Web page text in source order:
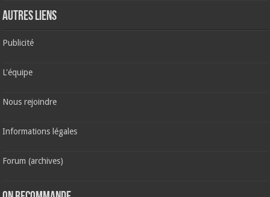
AUTRES LIENS
Publicité
L'équipe
Nous rejoindre
Informations légales
Forum (archives)